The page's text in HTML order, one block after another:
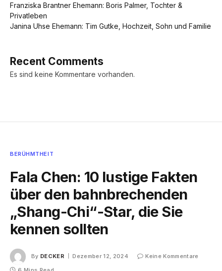
Franziska Brantner Ehemann: Boris Palmer, Tochter &
Privatleben
Janina Uhse Ehemann: Tim Gutke, Hochzeit, Sohn und Familie
Recent Comments
Es sind keine Kommentare vorhanden.
BERÜHMTHEIT
Fala Chen: 10 lustige Fakten
über den bahnbrechenden
„Shang-Chi“-Star, die Sie
kennen sollten
By DECKER Dezember 12, 2024
Keine Kommentare